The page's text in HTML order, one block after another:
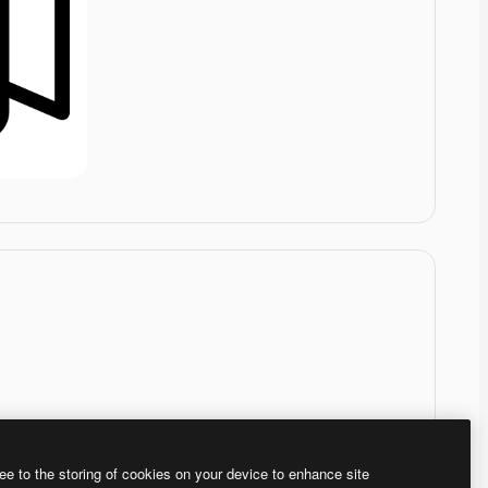
to the storing of cookies on your device to enhance site